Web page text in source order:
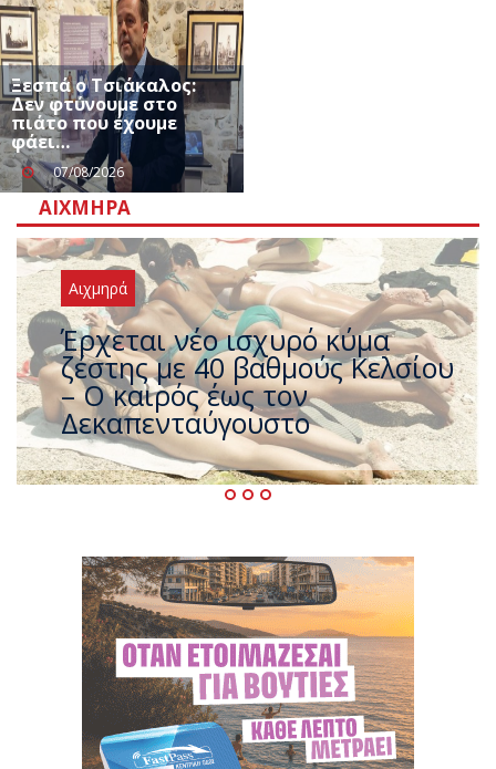
Ξεσπά ο Τσιάκαλος:
Δεν φτύνουμε στο
πιάτο που έχουμε
φάει…
07/08/2026
ΑΙΧΜΗΡΆ
Αιχμηρά
Άφαντος ο Τσίπρας… την ώρα
που η χώρα καίγεται